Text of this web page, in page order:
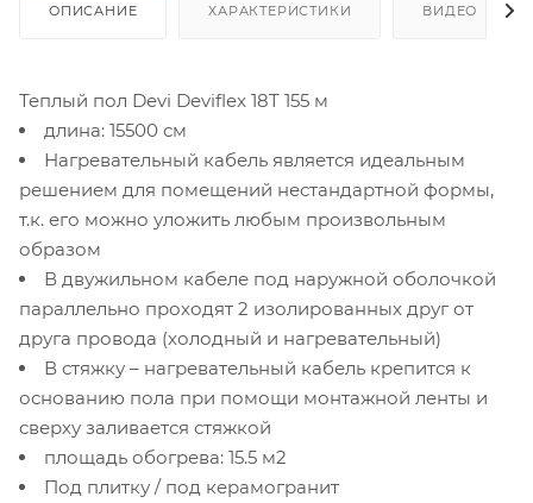
ОПИСАНИЕ ХАРАКТЕРИСТИКИ ВИДЕО (2)
Теплый пол Devi Deviflex 18T 155 м
длина: 15500 см
Нагревательный кабель является идеальным
решением для помещений нестандартной формы,
т.к. его можно уложить любым произвольным
образом
В двужильном кабеле под наружной оболочкой
параллельно проходят 2 изолированных друг от
друга провода (холодный и нагревательный)
В стяжку – нагревательный кабель крепится к
основанию пола при помощи монтажной ленты и
сверху заливается стяжкой
площадь обогрева: 15.5 м2
Под плитку / под керамогранит